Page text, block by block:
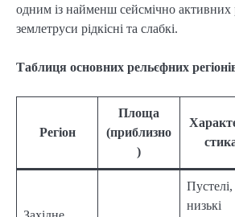
одним із найменш сейсмічно активних
землетруси рідкісні та слабкі.
Таблиця основних рельєфних
Регіон
Площа
(приблизно
)
Пустелі,
низькі